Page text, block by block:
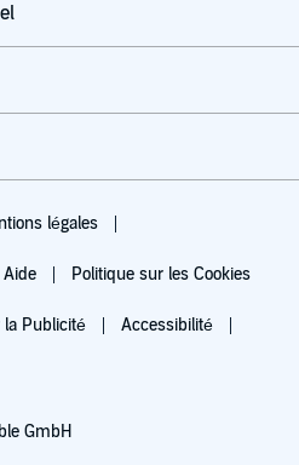
légales
Aide Politique sur les Cookies
la Publicité Accessibilité
GmbH